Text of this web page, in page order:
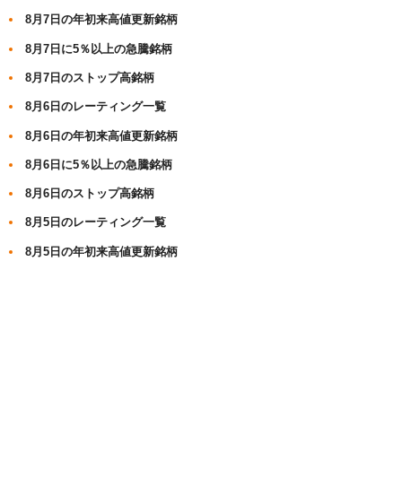
8月7日の年初来高値更新銘柄
8月7日に5％以上の急騰銘柄
8月7日のストップ高銘柄
8月6日のレーティング一覧
8月6日の年初来高値更新銘柄
8月6日に5％以上の急騰銘柄
8月6日のストップ高銘柄
8月5日のレーティング一覧
8月5日の年初来高値更新銘柄